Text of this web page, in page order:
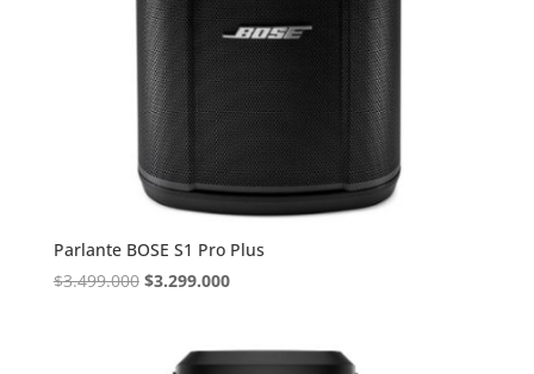
Parlante BOSE S1 Pro Plus
$3.499.000 El
$3.299.000El
es: